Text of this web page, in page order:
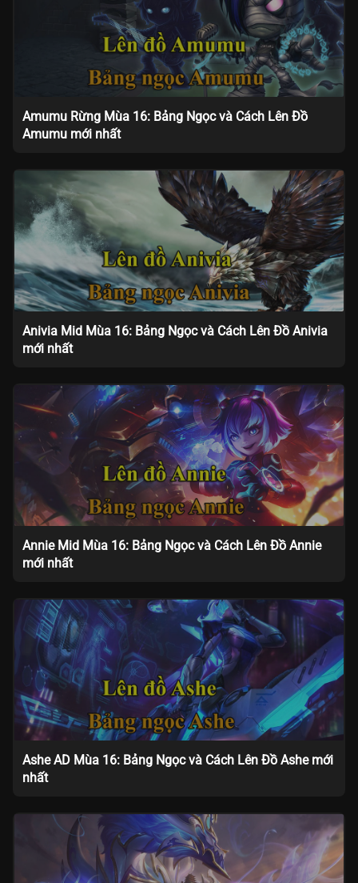
Amumu Rừng Mùa 16: Bảng Ngọc và Cách Lên Đồ
Amumu mới nhất
Anivia Mid Mùa 16: Bảng Ngọc và Cách Lên Đồ Anivia
mới nhất
Annie Mid Mùa 16: Bảng Ngọc và Cách Lên Đồ Annie
mới nhất
Ashe AD Mùa 16: Bảng Ngọc và Cách Lên Đồ Ashe mới
nhất